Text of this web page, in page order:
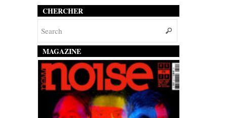
CHERCHER
MAGAZINE